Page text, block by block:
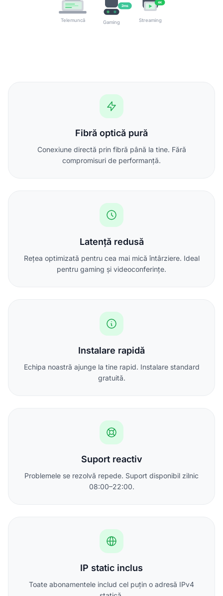
Telemuncă
2ms
Gaming
4K
Streaming
Fibră optică pură
Conexiune directă prin fibră până la tine. Fără
compromisuri de performanță.
Latență redusă
Rețea optimizată pentru cea mai mică întârziere. Ideal
pentru gaming și videoconferințe.
Instalare rapidă
Echipa noastră ajunge la tine rapid. Instalare standard
gratuită.
Suport reactiv
Problemele se rezolvă repede. Suport disponibil zilnic
08:00–22:00.
IP static inclus
Toate abonamentele includ cel puțin o adresă IPv4